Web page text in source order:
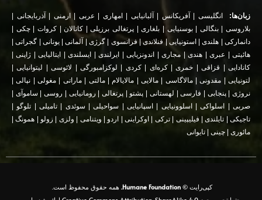
زبان‌ها: انگلیسی| آفریکانس آلبانیایی امهاری عربی ارمنی آذربایجانی
بلاروسی |بنگالی |بوسنیایی بلغاری| پرتغالی برزیلی| کاتالان|کروات |چکی
دانمارکی| هلندی| استونیایی فنلاندی| فرانسوی گرژی| آلمانی|یونانی گجراتی|
هائیتی| عبری| هندی| مجاری| اندونزیایی| ایرلندی| ایسلندی| ایتالیایی| ژاپنی|
کانادایی| قزاقی| خمری|کره‌ای |کردی لوکزامبورگی| لائوسی| لیتوانیایی|
لتونیایی| مقدونی|مالاگاسی |مالایی مالایالام |مالتی |ماراتی مغولی| نپالی|
نروژی|پنجابی فارسی| لهستانی پشتو |پرتغالی |رومانیایی روسی| ساموآی
صربی| اسلواکی| اسلوونیایی اسپانیایی| سواحیلی| سوئدی تامیلی| تلوگو
تاجیکی| تایلندی| فیلیپینی |ترکی اوکراینی| اردو ویتنامی ولزی زولو همونگ|
مائوری
چینی تایوانی
کپی‌رایت ©Humane Foundation. همه حقوق محفوظ است.